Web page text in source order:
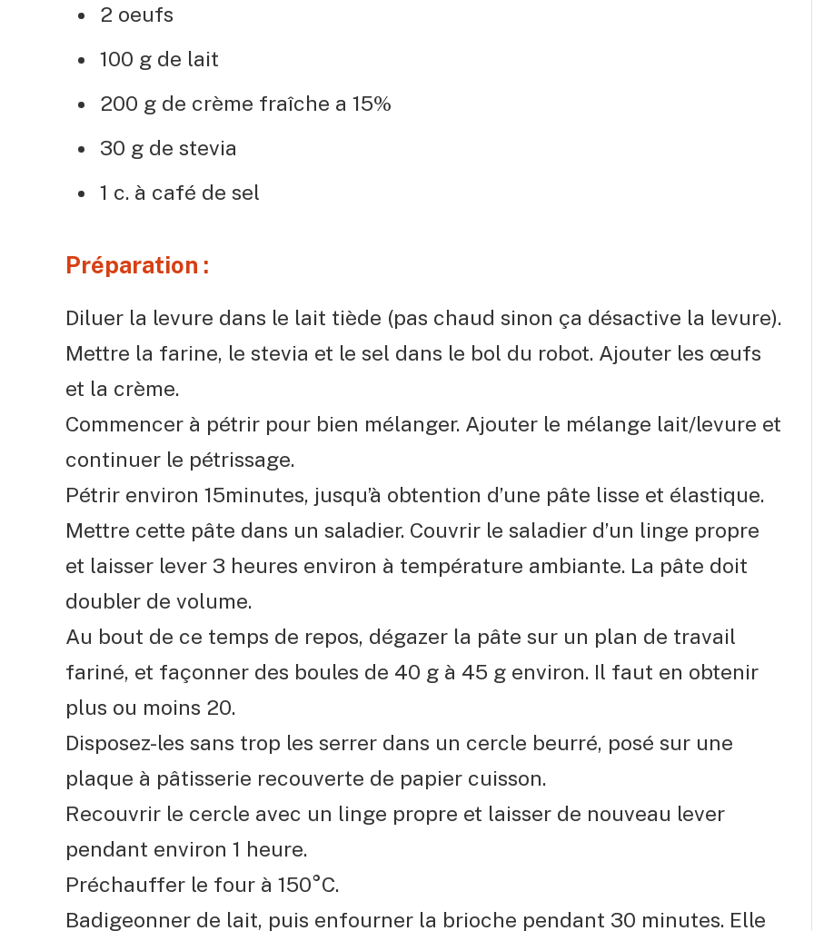
2 oeufs
100 g de lait
200 g de crème fraîche a 15%
30 g de stevia
1 c. à café de sel
Préparation :
Diluer la levure dans le lait tiède (pas chaud sinon ça désactive la levure).
Mettre la farine, le stevia et le sel dans le bol du robot. Ajouter les œufs
et la crème.
Commencer à pétrir pour bien mélanger. Ajouter le mélange lait/levure et
continuer le pétrissage.
Pétrir environ 15minutes, jusqu’à obtention d’une pâte lisse et élastique.
Mettre cette pâte dans un saladier. Couvrir le saladier d’un linge propre
et laisser lever 3 heures environ à température ambiante. La pâte doit
doubler de volume.
Au bout de ce temps de repos, dégazer la pâte sur un plan de travail
fariné, et façonner des boules de 40 g à 45 g environ. Il faut en obtenir
plus ou moins 20.
Disposez-les sans trop les serrer dans un cercle beurré, posé sur une
plaque à pâtisserie recouverte de papier cuisson.
Recouvrir le cercle avec un linge propre et laisser de nouveau lever
pendant environ 1 heure.
Préchauffer le four à 150°C.
Badigeonner de lait, puis enfourner la brioche pendant 30 minutes. Elle